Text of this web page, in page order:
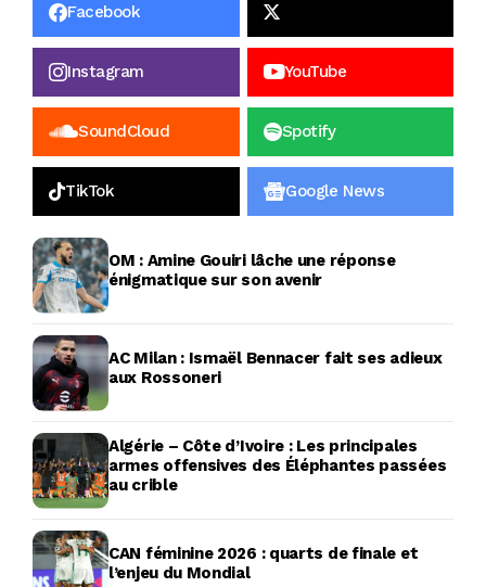
Facebook
Instagram YouTube
SoundCloud Spotify
TikTok Google News
OM : Amine Gouiri lâche une réponse
énigmatique sur son avenir
AC Milan : Ismaël Bennacer fait ses adieux
aux Rossoneri
Algérie – Côte d’Ivoire : Les principales
armes offensives des Éléphantes passées
au crible
CAN féminine 2026 : quarts de finale et
l’enjeu du Mondial